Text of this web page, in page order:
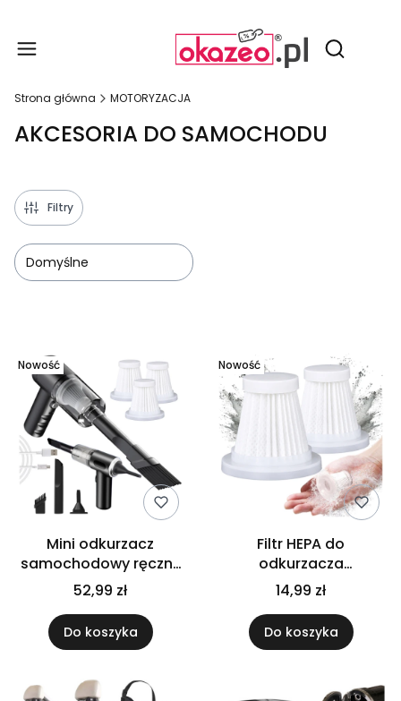
Otwórz
Strona główna MOTORYZACJA
AKCESORIA DO SAMOCHODU
Filtry
Domyślne
Nowość
Mini odkurzacz
samochodowy ręczny
bezprzewodowy 120W z
filtrem HEPA 3szt
52,99 zł
Do koszyka
Nowość
Filtr HEPA do
odkurzacza
samochodowego mini
wkład wielorazowy
zestaw 2 szt
14,99 zł
Do koszyka